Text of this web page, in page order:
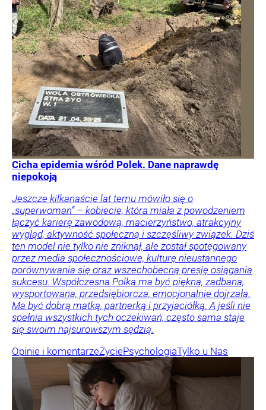
Cicha epidemia wśród Polek. Dane naprawdę
niepokoją
Jeszcze kilkanaście lat temu mówiło się o
„superwoman” – kobiecie, która miała z powodzeniem
łączyć karierę zawodową, macierzyństwo, atrakcyjny
wygląd, aktywność społeczną i szczęśliwy związek. Dziś
ten model nie tylko nie zniknął, ale został spotęgowany
przez media społecznościowe, kulturę nieustannego
porównywania się oraz wszechobecną presję osiągania
sukcesu. Współczesna Polka ma być piękna, zadbana,
wysportowana, przedsiębiorcza, emocjonalnie dojrzała.
Ma być dobrą matką, partnerką i przyjaciółką. A jeśli nie
spełnia wszystkich tych oczekiwań, często sama staje
się swoim najsurowszym sędzią.
Opinie i komentarzeŻyciePsychologiaTylko u Nas